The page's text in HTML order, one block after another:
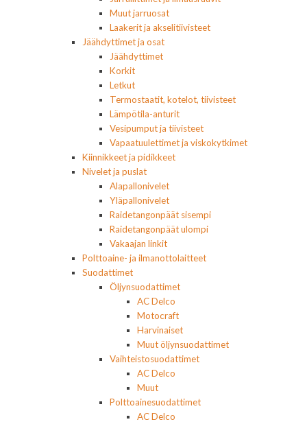
Muut jarruosat
Laakerit ja akselitiivisteet
Jäähdyttimet ja osat
Jäähdyttimet
Korkit
Letkut
Termostaatit, kotelot, tiivisteet
Lämpötila-anturit
Vesipumput ja tiivisteet
Vapaatuulettimet ja viskokytkimet
Kiinnikkeet ja pidikkeet
Nivelet ja puslat
Alapallonivelet
Yläpallonivelet
Raidetangonpäät sisempi
Raidetangonpäät ulompi
Vakaajan linkit
Polttoaine- ja ilmanottolaitteet
Suodattimet
Öljynsuodattimet
AC Delco
Motocraft
Harvinaiset
Muut öljynsuodattimet
Vaihteistosuodattimet
AC Delco
Muut
Polttoainesuodattimet
AC Delco